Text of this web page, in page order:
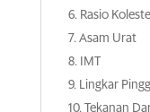
Rasio
Asam Urat
IMT
Lingkar
Tekanan